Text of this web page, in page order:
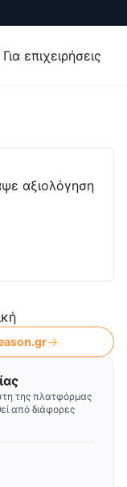
Για επιχειρήσεις
αξιολόγηση
της πλατφόρμας
από διάφορες